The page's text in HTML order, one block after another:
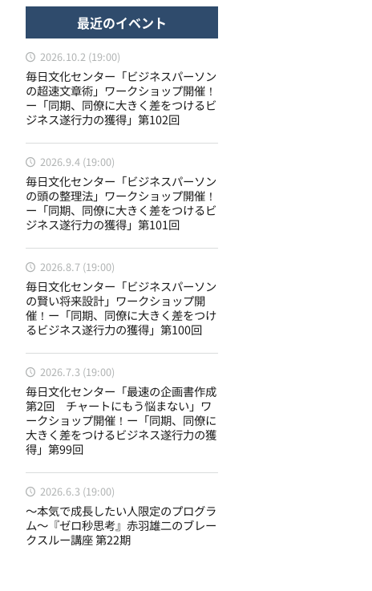
最近のイベント
2026.10.2 (19:00)
毎日文化センター「ビジネスパーソン
の超速文章術」ワークショップ開催！
ー「同期、同僚に大きく差をつけるビ
ジネス遂行力の獲得」第102回
2026.9.4 (19:00)
毎日文化センター「ビジネスパーソン
の頭の整理法」ワークショップ開催！
ー「同期、同僚に大きく差をつけるビ
ジネス遂行力の獲得」第101回
2026.8.7 (19:00)
毎日文化センター「ビジネスパーソン
の賢い将来設計」ワークショップ開
催！ー「同期、同僚に大きく差をつけ
るビジネス遂行力の獲得」第100回
2026.7.3 (19:00)
毎日文化センター「最速の企画書作成
第2回 チャートにもう悩まない」ワ
ークショップ開催！ー「同期、同僚に
大きく差をつけるビジネス遂行力の獲
得」第99回
2026.6.3 (19:00)
〜本気で成長したい人限定のプログラ
ム〜『ゼロ秒思考』赤羽雄二のブレー
クスルー講座 第22期